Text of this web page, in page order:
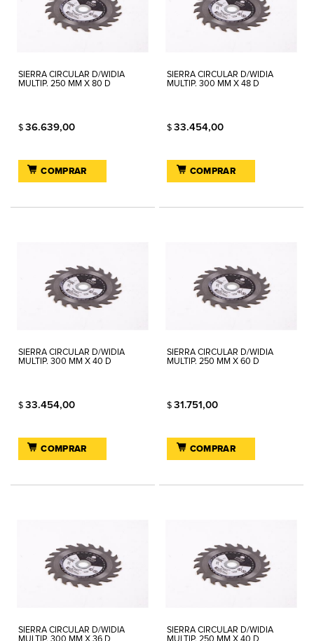
SIERRA CIRCULAR D/WIDIA
MULTIP. 250 MM X 80 D
$ 36.639,00
COMPRAR
SIERRA CIRCULAR D/WIDIA
MULTIP. 300 MM X 48 D
$33.454,00
COMPRAR
SIERRA CIRCULAR D/WIDIA
MULTIP. 300 MM X 40 D
$ 33.454,00
COMPRAR
SIERRA CIRCULAR D/WIDIA
MULTIP. 250 MM X 60 D
$31.751,00
COMPRAR
SIERRA CIRCULAR D/WIDIA
SIERRA CIRCULAR D/WIDIA